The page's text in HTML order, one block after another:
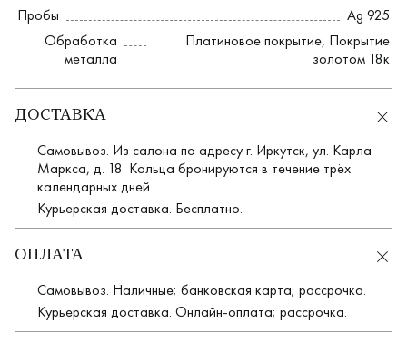
Пробы
Ag 925
Обработка
металла
Платиновое покрытие, Покрытие
золотом 18к
ДОСТАВКА
Самовывоз. Из салона по адресу г. Иркутск, ул. Карла
Маркса, д. 18. Кольца бронируются в течение трёх
календарных дней.
Курьерская доставка. Бесплатно.
ОПЛАТА
Самовывоз. Наличные; банковская карта; рассрочка.
Курьерская доставка. Онлайн-оплата; рассрочка.